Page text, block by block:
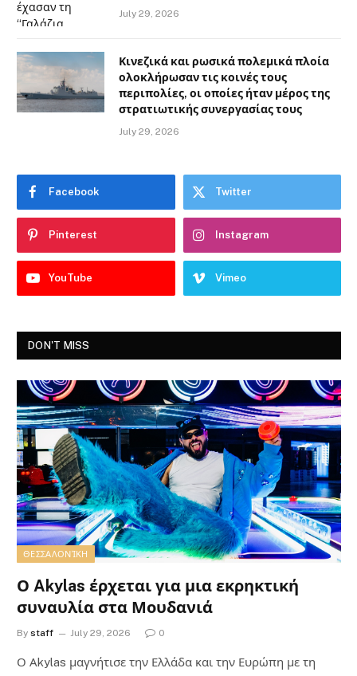
July 29, 2026
Κινεζικά και ρωσικά πολεμικά πλοία
ολοκλήρωσαν τις κοινές τους
περιπολίες, οι οποίες ήταν μέρος της
στρατιωτικής συνεργασίας τους
July 29, 2026
Facebook Twitter
Pinterest Instagram
YouTube Vimeo
DON'T MISS
ΘΕΣΣΑΛΟΝΊΚΗ
Ο Akylas έρχεται για μια εκρηκτική
συναυλία στα Μουδανιά
By staff July 29, 2026 0
Ο Αkylas μαγνήτισε την Ελλάδα και την Ευρώπη με τη